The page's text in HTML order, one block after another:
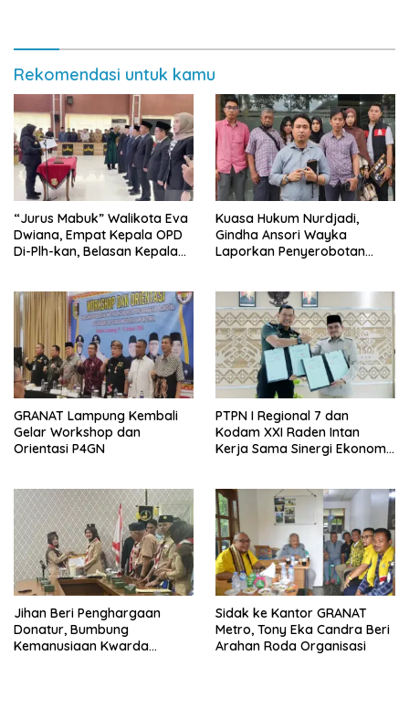
Rekomendasi untuk kamu
“Jurus Mabuk” Walikota Eva
Dwiana, Empat Kepala OPD
Di-Plh-kan, Belasan Kepala
Kuasa Hukum Nurdjadi,
Gindha Ansori Wayka
Laporkan Penyerobotan
GRANAT Lampung Kembali
Gelar Workshop dan
Orientasi P4GN
PTPN I Regional 7 dan
Kodam XXI Raden Intan
Kerja Sama Sinergi Ekonomi
Jihan Beri Penghargaan
Donatur, Bumbung
Kemanusiaan Kwarda
‎Sidak ke Kantor GRANAT
Metro, Tony Eka Candra Beri
Arahan Roda Organisasi